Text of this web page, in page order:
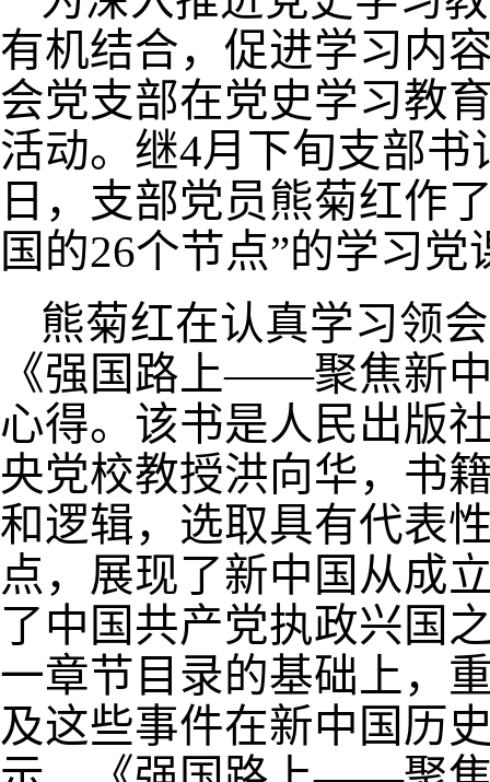
有机结合，促进学习内
会党支部在党史学习教
活动。继4月下旬支部书
日，支部党员熊菊红
国的26个节点”的学习党
熊菊红在认真学习领
《强国路上——聚焦新
心得。该书是人民出版
央党校教授洪向华，书
和逻辑，选取具有代表
点，展现了新中国从成
了中国共产党执政兴国
一章节目录的基础上，
及这些事件在新中国历